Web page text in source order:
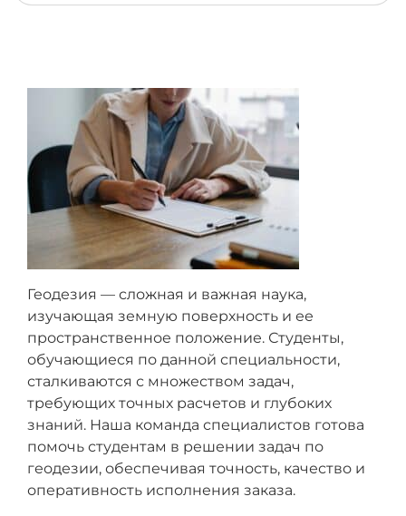
ответить вам вне очереди
Геодезия — сложная и важная наука,
изучающая земную поверхность и ее
пространственное положение. Студенты,
обучающиеся по данной специальности,
сталкиваются с множеством задач,
требующих точных расчетов и глубоких
знаний. Наша команда специалистов готова
помочь студентам в решении задач по
геодезии, обеспечивая точность, качество и
оперативность исполнения заказа.